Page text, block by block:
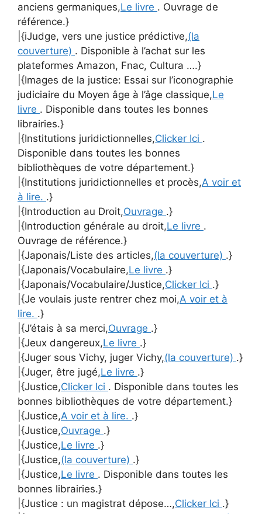
anciens germaniques,Le livre . Ouvrage de
référence.}
|{iJudge, vers une justice prédictive,(la
couverture) . Disponible à l’achat sur les
plateformes Amazon, Fnac, Cultura ….}
|{Images de la justice: Essai sur l’iconographie
judiciaire du Moyen âge à l’âge classique,Le
livre . Disponible dans toutes les bonnes
librairies.}
|{Institutions juridictionnelles,Clicker Ici .
Disponible dans toutes les bonnes
bibliothèques de votre département.}
|{Institutions juridictionnelles et procès,A voir et
à lire. .}
|{Introduction au Droit,Ouvrage .}
|{Introduction générale au droit,Le livre .
Ouvrage de référence.}
|{Japonais/Liste des articles,(la couverture) .}
|{Japonais/Vocabulaire,Le livre .}
|{Japonais/Vocabulaire/Justice,Clicker Ici .}
|{Je voulais juste rentrer chez moi,A voir et à
lire. .}
|{J’étais à sa merci,Ouvrage .}
|{Jeux dangereux,Le livre .}
|{Juger sous Vichy, juger Vichy,(la couverture) .}
|{Juger, être jugé,Le livre .}
|{Justice,Clicker Ici . Disponible dans toutes les
bonnes bibliothèques de votre département.}
|{Justice,A voir et à lire. .}
|{Justice,Ouvrage .}
|{Justice,Le livre .}
|{Justice,(la couverture) .}
|{Justice,Le livre . Disponible dans toutes les
bonnes librairies.}
|{Justice : un magistrat dépose…,Clicker Ici .}